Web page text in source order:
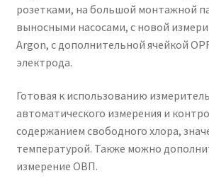
розетками, на большой монтажной
выносными насосами, с новой
Argon, с дополнительной ячейкой
электрода.
Готовая к использованию
автоматического измерения и
содержанием свободного хлора,
температурой. Также можно
измерение ОВП.